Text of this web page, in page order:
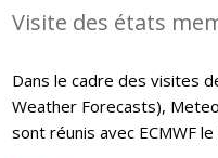
Visite des états
Dans le cadre des visites
Weather Forecasts),
sont réunis avec ECMWF